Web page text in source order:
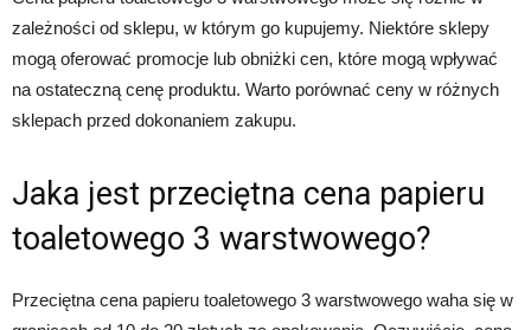
zależności od sklepu, w którym go kupujemy. Niektóre sklepy
mogą oferować promocje lub obniżki cen, które mogą wpływać
na ostateczną cenę produktu. Warto porównać ceny w różnych
sklepach przed dokonaniem zakupu.
Jaka jest przeciętna cena papieru
toaletowego 3 warstwowego?
Przeciętna cena papieru toaletowego 3 warstwowego waha się w